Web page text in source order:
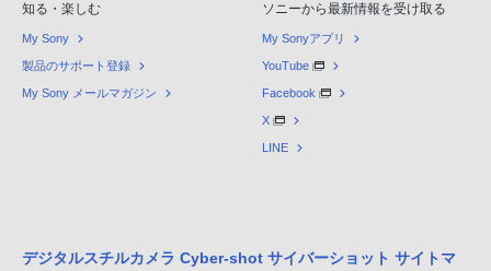
知る・楽しむ
My Sony
製品のサポート登録
My Sony メールマガジン
ソニーから最新情報を受け取る
My Sonyアプリ
YouTube
Facebook
X
LINE
デジタルスチルカメラ Cyber-shot サイバーショット サイトマ